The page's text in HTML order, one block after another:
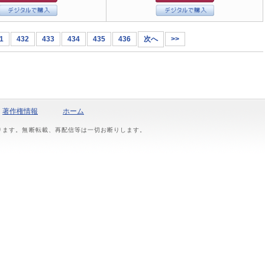
432 433 434 435 436 次へ >>
著作権情報 ホーム
す。無断転載、再配信等は一切お断りします。